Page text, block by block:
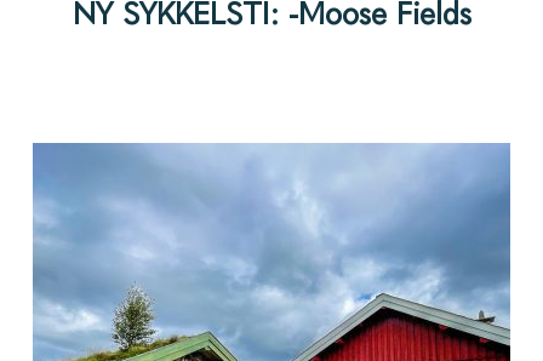
NY SYKKELSTI: -Moose Fields